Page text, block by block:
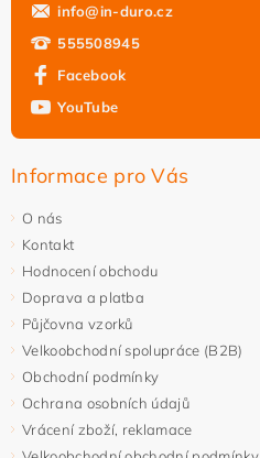
osobních údajů
info@in-duro.cz
555508945
Facebook
YouTube
Informace pro Vás
O nás
Kontakt
Hodnocení obchodu
Doprava a platba
Půjčovna vzorků
Velkoobchodní spolupráce (B2B)
Obchodní podmínky
Ochrana osobních údajů
Vrácení zboží, reklamace